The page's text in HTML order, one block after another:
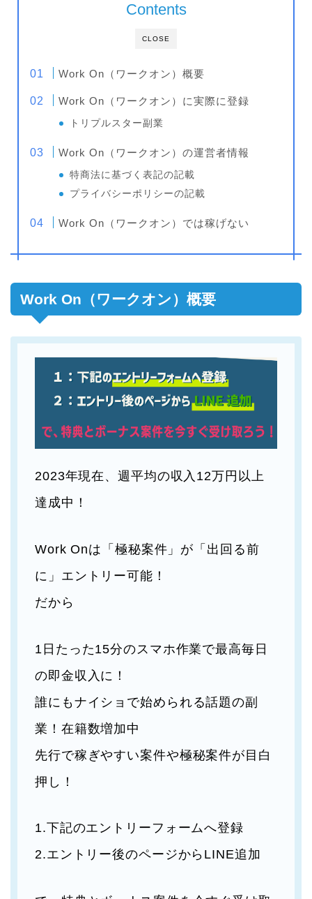
CLOSE
Contents
Work On（ワークオン）概要
Work On（ワークオン）に実際に登録
トリプルスター副業
Work On（ワークオン）の運営者情報
特商法に基づく表記の記載
プライバシーポリシーの記載
Work On（ワークオン）では稼げない
Work On（ワークオン）概要
2023年現在、週平均の収入12万円以上
達成中！
Work Onは「極秘案件」が「出回る前
に」エントリー可能！
だから
1日たった15分のスマホ作業で最高毎日
の即金収入に！
誰にもナイショで始められる話題の副
業！在籍数増加中
先行で稼ぎやすい案件や極秘案件が目白
押し！
1.下記のエントリーフォームへ登録
2.エントリー後のページからLINE追加